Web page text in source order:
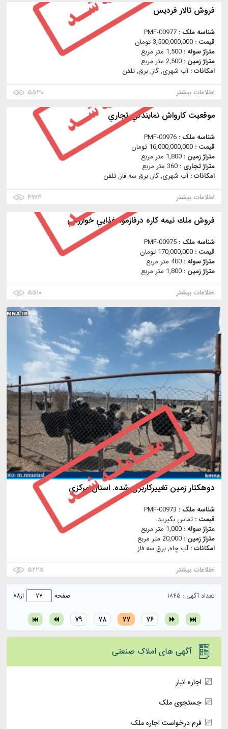
فروش تالار فرديس
شناسه ملک : PMF-00977
قیمت : 3,500,000,000 تومان
متراژ سوله : 1,500 متر مربع
متراژ زمین : 2,500 متر مربع
امکانات :آب شهری, گاز, برق, تلفن
اطلاعات بیشتر
۵۵۳۰
موقعيت كارواش نمايندگي تجاري
شناسه ملک : PMF-00976
قیمت : 16,000,000,000 تومان
متراژ زمین : 1,800 متر مربع
متراژ تجاری : 360 متر مربع
امکانات :آب شهری, گاز, برق سه فاز, تلفن
اطلاعات بیشتر
۴۹۷۴
فروش ملك نيمه كاره درفازموادغذايي خوارزمي
شناسه ملک : PMF-00975
قیمت : 170,000,000 تومان
متراژ سوله : 400 متر مربع
متراژ زمین : 1,800 متر مربع
اطلاعات بیشتر
۵۵۱۰
دوهکتار زمین تغییرکاربری شده. استان مركزي
شناسه ملک : PMF-00973
قیمت : تماس بگیرید.
متراژ سوله : 1,000 متر مربع
متراژ زمین : 20,000 متر مربع
امکانات :آب چاه, برق سه فاز
اطلاعات بیشتر
۵۲۲۵
تعداد آگهی : ۱۸۴۵
۷۶ ۷۷ ۷۸ ۷۹
صفحه از۸۸
آگهی های املاک صنعتی
اجاره انبار
جستجوی ملک
فرم درخواست اجاره ملک